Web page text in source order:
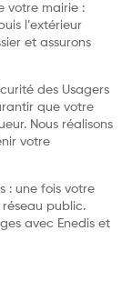
votre mairie :
l’extérieur
et assurons
des Usagers
que votre
Nous réalisons
votre
: une fois votre
public.
avec Enedis et